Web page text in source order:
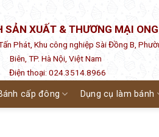
SẢN XUẤT & THƯƠNG MẠI
Phát, Khu công nghiệp Sài Đồng B,
Biên, TP. Hà Nội, Việt Nam
Điện thoại: 024.3514.8966
cấp đông Dụng cụ làm bánh